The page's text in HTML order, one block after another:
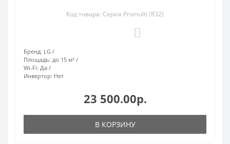
Код товара: Серия Promulti (R32)
Бренд: LG
Площадь: до 15 м²
Wi-Fi: Да
Инвертор: Нет
23 500.00р.
В КОРЗИНУ